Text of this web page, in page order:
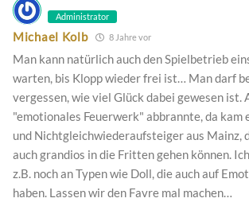
Administrator
Michael Kolb 8 Jahre vor
Man kann natürlich auch den Spielbetrieb
warten, bis Klopp wieder frei ist… Man darf
vergessen, wie viel Glück dabei gewesen ist.
"emotionales Feuerwerk" abbrannte, da kam
und Nichtgleichwiederaufsteiger aus Mainz,
auch grandios in die Fritten gehen können.
z.B. noch an Typen wie Doll, die auch auf
haben. Lassen wir den Favre mal machen…